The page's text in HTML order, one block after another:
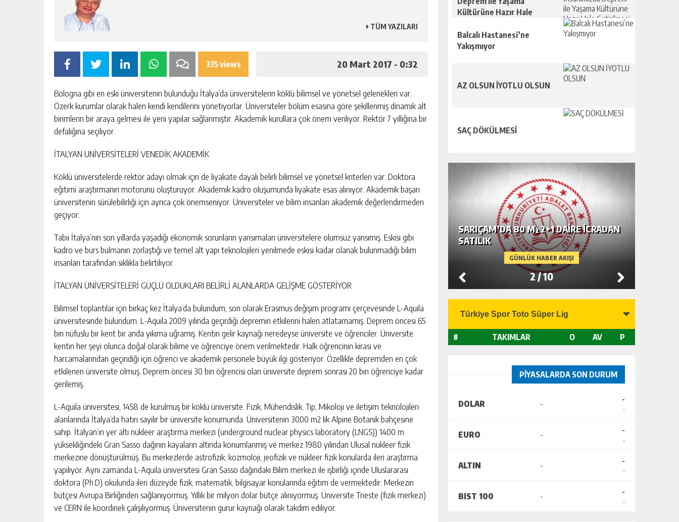
TÜM YAZILARI
335 views 20 Mart 2017 - 0:32
Bologna gibi en eski üniversitenin bulunduğu İtalya’da üniversitelerin köklü bilimsel ve yönetsel gelenekleri var.
Özerk kurumlar olarak halen kendi kendilerini yönetiyorlar. Üniversiteler bölüm esasına göre şekillenmiş dinamik alt
birimlerin bir araya gelmesi ile yeni yapılar sağlanmıştır. Akademik kurullara çok önem veriliyor. Rektör 7 yıllığına bir
defalığına seçiliyor.
İTALYAN UNİVERSİTELERİ VENEDİK AKADEMİK
Köklü üniversitelerde rektör adayı olmak için de liyakate dayalı belirli bilimsel ve yönetsel kriterleri var. Doktora
eğitimi araştırmanın motorunu oluşturuyor. Akademik kadro oluşumunda liyakate esas alınıyor. Akademik başarı
üniversitenin sürülebilirliği için ayrıca çok önemseniyor. Üniversiteler ve bilim insanları akademik değerlendirmeden
geçiyor.
Tabii İtalya’nın son yıllarda yaşadığı ekonomik sorunların yansımaları üniversitelere olumsuz yansımış. Eskisi gibi
kadro ve burs bulmanın zorlaştığı ve temel alt yapı teknolojileri yenilmede eskisi kadar olanak bulunmadığı bilim
insanları tarafından sıklıkla belirtiliyor.
İTALYAN ÜNİVERSİTELERİ GÜÇLÜ OLDUKLARI BELİRLİ ALANLARDA GELİŞME GÖSTERİYOR
Bilimsel toplantılar için birkaç kez İtalya’da bulundum, son olarak Erasmus değişim programı çerçevesinde L-Aquila
üniversitesinde bulundum. L-Aquila 2009 yılında geçirdiği depremin etkilerini halen atlatamamış. Deprem öncesi 65
bin nüfuslu bir kent bir anda yıkıma uğramış. Kentin gelir kaynağı neredeyse üniversite ve öğrenciler. Üniversite
kentin her şeyi olunca doğal olarak bilime ve öğrenciye önem verilmektedir. Halk öğrencinin kirası ve
harcamalarından geçindiği için öğrenci ve akademik personele büyük ilgi gösteriyor. Özellikle depremden en çok
etkilenen üniversite olmuş. Deprem öncesi 30 bin öğrencisi olan üniversite deprem sonrası 20 bin öğrenciye kadar
gerilemiş.
L-Aquila üniversitesi, 1458 de kurulmuş bir köklü üniversite. Fizik, Mühendislik, Tıp, Mikoloji ve iletişim teknolojileri
alanlarında İtalya’da hatırı sayılır bir üniversite konumunda. Üniversitenin 3000 m2 lik Alpine Botanik bahçesine
sahip. İtalyan’ın yer altı nükleer araştırma merkezi (underground nuclear physics laboratory (LNGS)) 1400 m
yüksekliğindeki Gran Sasso dağının kayaların altında konumlanmış ve merkez 1980 yılından Ulusal nükleer fizik
merkezine dönüştürülmüş. Bu merkezlerde astrofizik, kozmoloji, jeofizik ve nükleer fizik konularda ileri araştırma
yapılıyor. Aynı zamanda L-Aquila üniversitesi Gran Sasso dağındaki Bilim merkezi ile işbirliği içinde Uluslararası
doktora (Ph.D) okulunda ileri düzeyde fizik, matematik, bilgisayar konularında eğitim de vermektedir. Merkezin
bütçesi Avrupa Birliğinden sağlanıyormuş. Yıllık bir milyon dolar bütçe alınıyormuş. Üniversite Trieste (fizik merkezi)
ve CERN ile koordineli çalışılıyormuş. Üniversitenin gurur kaynağı olarak takdim ediliyor.
Kültürüne Hazır Hale
Balcalı Hastanesi’ne
Yakışmıyor
AZ OLSUN İYOTLU OLSUN
SAÇ DÖKÜLMESİ
GÜNLÜK HABER AKIŞI
İCRADAN SATILIK
SATILIK
GÜNLÜK HABER AKIŞI
SARIÇAM’DA 80 M² 2+1 DAİRE İCRADAN
SATILIK
2/10
# TAKIMLAR O AV P
PİYASALARDA SON DURUM
DOLAR - -
-
EURO - -
-
ALTIN - -
-
BIST 100 - -
-